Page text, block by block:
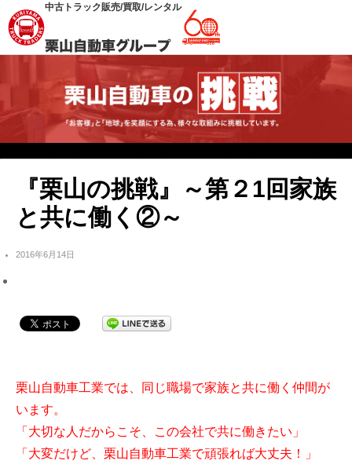
中古トラック販売/買取/レンタル
『栗山の挑戦』～第２1回家族
と共に働く②～
2016年6月14日
栗山自動車工業では、同じ職場で家族と共に働く仲間が
います。
「大切な人だからこそ、この会社で共に働きたい」
「大変だけど、栗山自動車工業で頑張れば大丈夫！」